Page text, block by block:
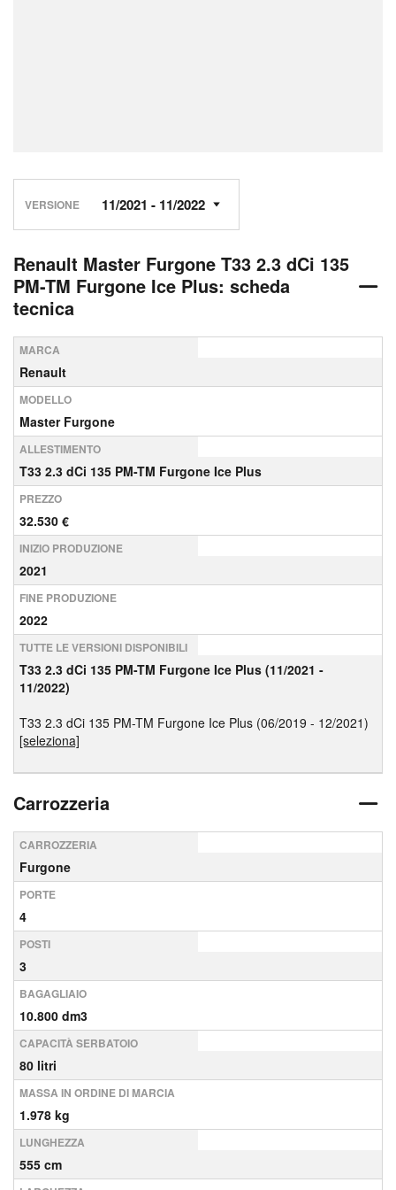
VERSIONE
Renault Master Furgone T33 2.3 dCi 135
PM-TM Furgone Ice Plus: scheda
tecnica
MARCA
Renault
MODELLO
Master Furgone
ALLESTIMENTO
T33 2.3 dCi 135 PM-TM Furgone Ice Plus
PREZZO
32.530 €
INIZIO PRODUZIONE
2021
FINE PRODUZIONE
2022
TUTTE LE VERSIONI DISPONIBILI
T33 2.3 dCi 135 PM-TM Furgone Ice Plus (11/2021 -
11/2022)
T33 2.3 dCi 135 PM-TM Furgone Ice Plus (06/2019 - 12/2021)
[seleziona]
Carrozzeria
CARROZZERIA
Furgone
PORTE
4
POSTI
3
BAGAGLIAIO
10.800 dm3
CAPACITÀ SERBATOIO
80 litri
MASSA IN ORDINE DI MARCIA
1.978 kg
LUNGHEZZA
555 cm